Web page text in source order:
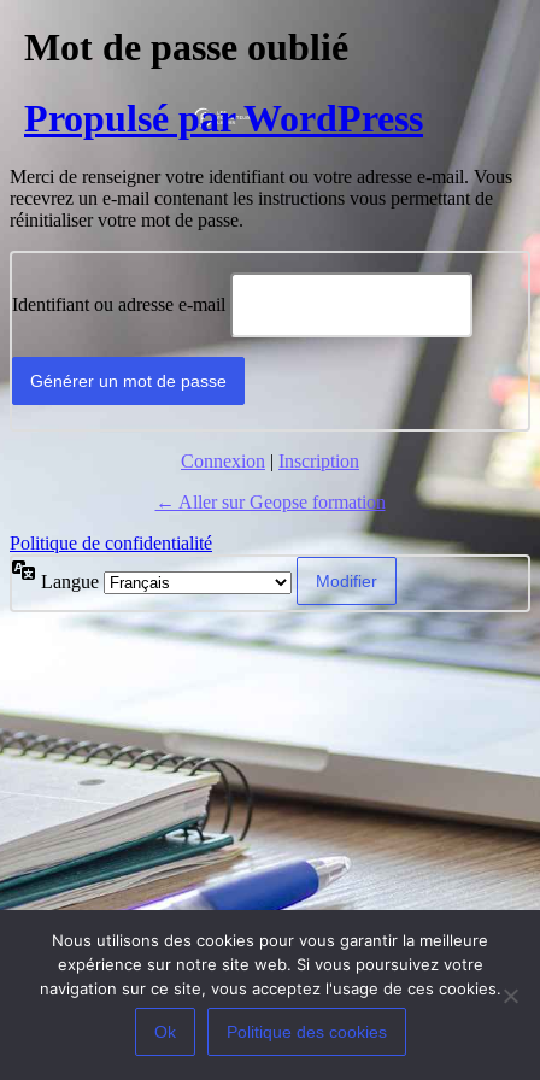
Mot de passe oublié
Propulsé par WordPress
Merci de renseigner votre identifiant ou votre adresse e-mail. Vous
recevrez un e-mail contenant les instructions vous permettant de
réinitialiser votre mot de passe.
Identifiant ou adresse e-mail
Connexion | Inscription
← Aller sur Geopse formation
Politique de confidentialité
Langue
Nous utilisons des cookies pour vous garantir la meilleure
expérience sur notre site web. Si vous poursuivez votre
navigation sur ce site, vous acceptez l'usage de ces cookies.
Ok Politique des cookies